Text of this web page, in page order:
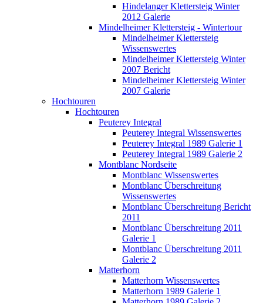
Hindelanger Klettersteig Winter
2012 Galerie
Mindelheimer Klettersteig - Wintertour
Mindelheimer Klettersteig
Wissenswertes
Mindelheimer Klettersteig Winter
2007 Bericht
Mindelheimer Klettersteig Winter
2007 Galerie
Hochtouren
Hochtouren
Peuterey Integral
Peuterey Integral Wissenswertes
Peuterey Integral 1989 Galerie 1
Peuterey Integral 1989 Galerie 2
Montblanc Nordseite
Montblanc Wissenswertes
Montblanc Überschreitung
Wissenswertes
Montblanc Überschreitung Bericht
2011
Montblanc Überschreitung 2011
Galerie 1
Montblanc Überschreitung 2011
Galerie 2
Matterhorn
Matterhorn Wissenswertes
Matterhorn 1989 Galerie 1